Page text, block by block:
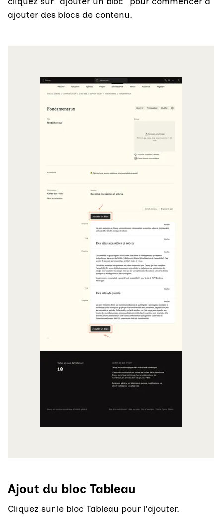
ajouter des blocs de contenu.
Ajout du bloc Tableau
Cliquez sur le bloc Tableau pour l'ajouter.